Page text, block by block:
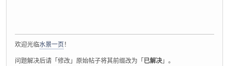
欢迎光临水景一页！
问题解决后请「修改」原始帖子将其前缀改为「 已解决」。